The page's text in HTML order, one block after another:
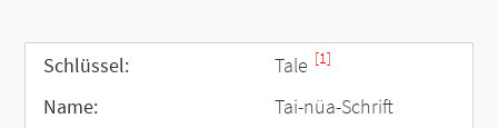
Schlüssel: Tale [1]
Name:
Tai-nüa-Schrift